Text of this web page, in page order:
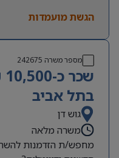
הגשת מועמדות
מספר משרה 242675
בתל אביב
גוש דן
משרה מלאה
מחפש/ת הזדמנות